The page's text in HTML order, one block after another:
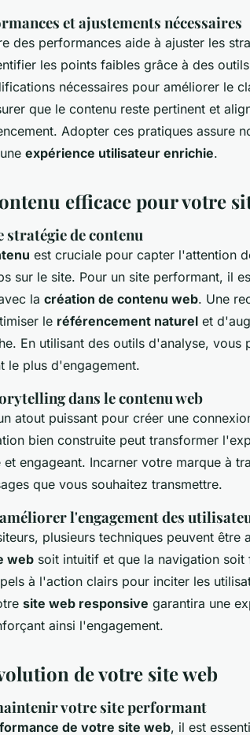
et ajustements nécessaires
des performances aide à ajuster les
les points faibles grâce à des
nécessaires pour améliorer le
que le contenu reste pertinent et
Adopter ces pratiques assure
expérience utilisateur enrichie.
efficace pour votre
de contenu
est cruciale pour capter l'attention
sur le site. Pour un site performant, il
la création de contenu web. Une
le référencement naturel et
En utilisant des outils d'analyse,
le plus d'engagement.
dans le contenu web
atout puissant pour créer une
bien construite peut transformer
engageant. Incarner votre marque à
que vous souhaitez transmettre.
l'engagement des
plusieurs techniques peuvent être
web soit intuitif et que la navigation
à l'action clairs pour inciter les
site web responsive garantira une
ainsi l'engagement.
de votre site web
votre site performant
de votre site web, il est